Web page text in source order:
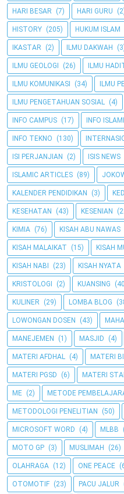
HARI BESAR (7) HARI GURU
HISTORY (205) HUKUM ISLAM
IKASTAR (2) ILMU DAKWAH
ILMU GEOLOGI (26) ILMU
ILMU KOMUNIKASI (34) ILMU
ILMU PENGETAHUAN SOSIAL (4)
INFO CAMPUS (17) INFO ISLAMI
INFO TEKNO (130)
ISI PERJANJIAN (2) ISIS NEWS
ISLAMIC ARTICLES (89)
KALENDER PENDIDIKAN (3)
KESEHATAN (43) KESENIAN
KIMIA (76) KISAH ABU NAWAS
KISAH MALAIKAT (15) KISAH
KISAH NABI (23) KISAH NYATA
KRISTOLOGI (2) KUANSING
KULINER (29) LOMBA BLOG
LOWONGAN DOSEN (43)
MANEJEMEN (1) MASJID (4)
MATERI AFDHAL (4) MATERI
MATERI PGSD (6) MATERI
ME (2) METODE
METODOLOGI PENELITIAN (50)
MICROSOFT WORD (4) MLBB
MOTO GP (3) MUSLIMAH (26)
OLAHRAGA (12) ONE PEACE
OTOMOTIF (23) PACU JALUR